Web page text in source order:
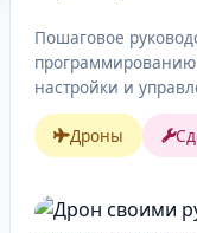
Пошаговое
настройки и
Дроны